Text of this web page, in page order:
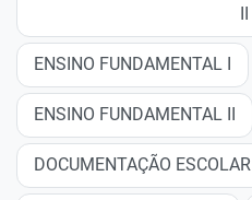
ENSINO FUNDAMENTAL I
ENSINO FUNDAMENTAL II
DOCUMENTAÇÃO ESCOLAR